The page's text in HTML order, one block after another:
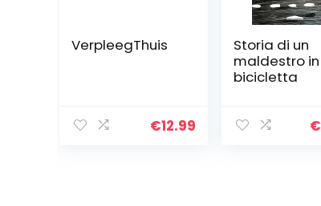
VerpleegThuis
€12.99
Storia di un
maldestro in
bicicletta
€